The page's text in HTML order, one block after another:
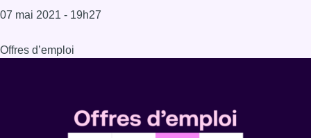
07 mai 2021 - 19h27
Offres d’emploi